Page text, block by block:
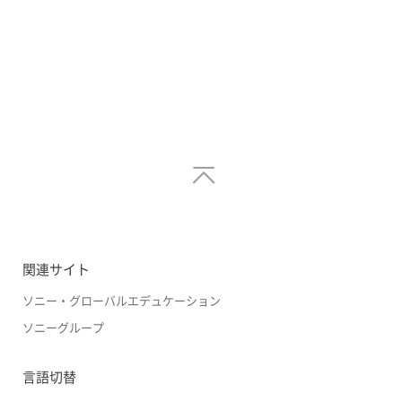
関連サイト
ソニー・グローバルエデュケーション
ソニーグループ
言語切替